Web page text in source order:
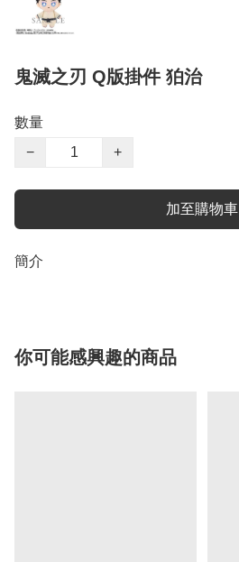
鬼滅之刃 Q版掛件 狛治
數量
−
+
加至購物車
簡介
你可能感興趣的商品